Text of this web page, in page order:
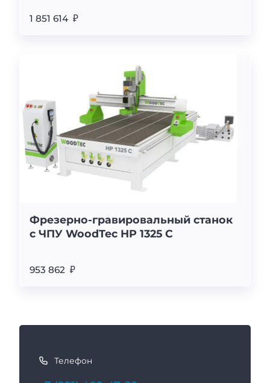
1 851 614 ₽
Фрезерно-гравировальный станок
с ЧПУ WoodTec HP 1325 С
953 862 ₽
Телефон